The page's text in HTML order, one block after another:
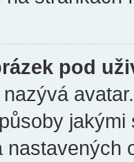
pod
nastavených